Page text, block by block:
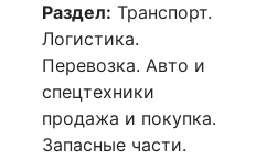
Раздел: Транспорт.
Логистика.
Перевозка. Авто и
спецтехники
продажа и покупка.
Запасные части.